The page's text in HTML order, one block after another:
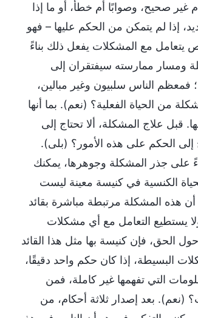
صحيح، وصوابًا أم خطأً، أو ما إذا
إذا لم يتمكن من الحكم عليها – فهو
يتعامل مع المشكلات يفعل ذلك بناءً
ومسار ممارسته سيفتقران إلى
الناس سلبيون وغير مبالين،
من الحياة الفعلية؟ (نعم). بما أنها
قبل علاج المشكلة، ألا تحتاج إلى
الحكم على هذه الأمور؟ (بلى).
على جذر المشكلة وجوهرها، يمكنك
الكنسية في كنيسة معينة ليست
هذه المشكلة مرتبطة مباشرة بقائد
يستطيع التعامل مع أي مشكلات
الحق، فإن كنيسة بها مثل هذا القائد
البسيطة، إذا كان حكم واحد دقيقًا،
التي تفهمها غير كاملة، فمن
(نعم). بعد إصدار ثلاثة أحكام، من